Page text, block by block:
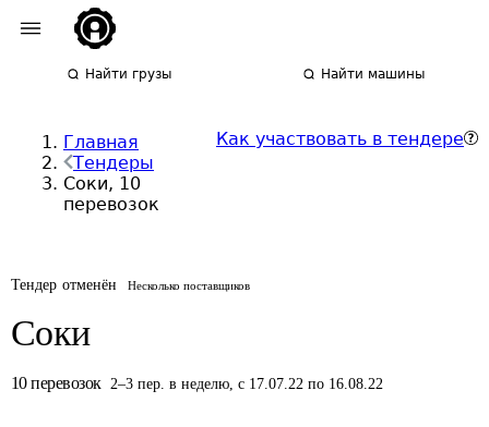
Найти грузы Найти машины
Главная
Тендеры
Соки, 10
перевозок
Как участвовать в тендере
Тендер отменён Несколько поставщиков
Соки
10 перевозок 2–3 пер. в неделю, с 17.07.22 по 16.08.22